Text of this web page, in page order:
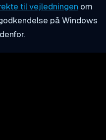
til vejledningen om
på Windows